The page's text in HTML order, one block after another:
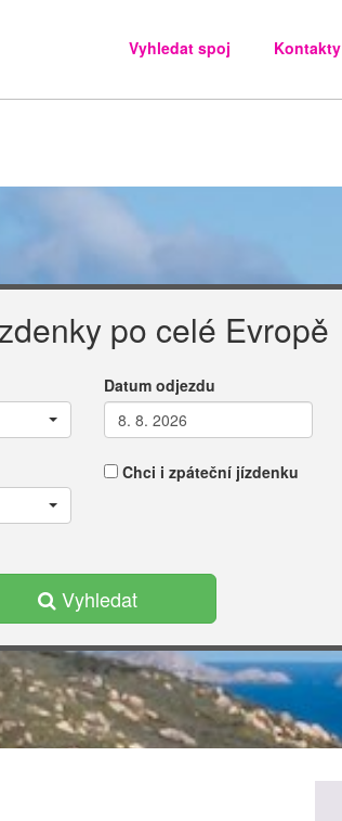
Vyhledat spoj Kontakty
po celé Evropě
Datum odjezdu
Chci i zpáteční jízdenku
Vyhledat